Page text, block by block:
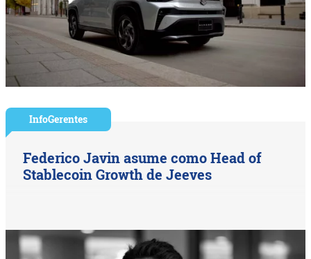
InfoGerentes
Federico Javin asume como Head of
Stablecoin Growth de Jeeves